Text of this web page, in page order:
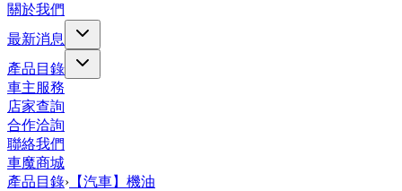
關於我們
最新消息
產品目錄
車主服務
店家查詢
合作洽詢
聯絡我們
車魔商城
產品目錄› 【汽車】機油